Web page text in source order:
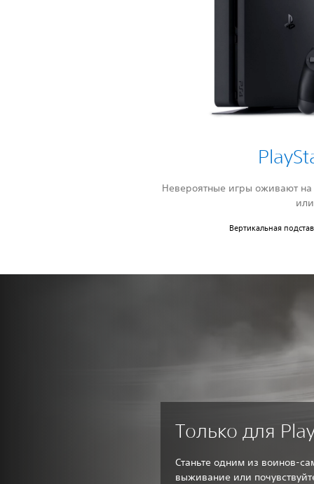
Невероятные игры оживают
Вертикальная
Только для
Станьте одним из воинов-
выживание или